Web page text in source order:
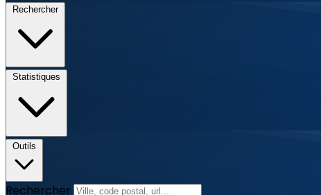
Rechercher
Statistiques
Outils
Rechercher